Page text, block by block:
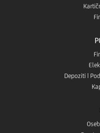
Depoziti |